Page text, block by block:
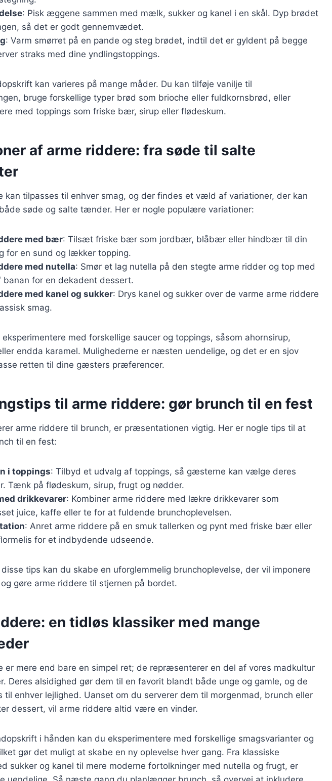
: Pisk æggene sammen med mælk, sukker og kanel i en skål. Dyp brødet
så det er godt gennemvædet.
: Varm smørret på en pande og steg brødet, indtil det er gyldent på begge
straks med dine yndlingstoppings.
kan varieres på mange måder. Du kan tilføje vanilje til
bruge forskellige typer brød som brioche eller fuldkornsbrød, eller
med toppings som friske bær, sirup eller flødeskum.
af arme riddere: fra søde til salte
kan tilpasses til enhver smag, og der findes et væld af variationer, der kan
søde og salte tænder. Her er nogle populære variationer:
med bær: Tilsæt friske bær som jordbær, blåbær eller hindbær til din
for en sund og lækker topping.
med nutella: Smør et lag nutella på den stegte arme ridder og top med
banan for en dekadent dessert.
med kanel og sukker: Drys kanel og sukker over de varme arme riddere
smag.
eksperimentere med forskellige saucer og toppings, såsom ahornsirup,
endda karamel. Mulighederne er næsten uendelige, og det er en sjov
retten til dine gæsters præferencer.
til arme riddere: gør brunch til en fest
arme riddere til brunch, er præsentationen vigtig. Her er nogle tips til at
til en fest:
i toppings: Tilbyd et udvalg af toppings, så gæsterne kan vælge deres
Tænk på flødeskum, sirup, frugt og nødder.
drikkevarer: Kombiner arme riddere med lækre drikkevarer som
juice, kaffe eller te for at fuldende brunchoplevelsen.
: Anret arme riddere på en smuk tallerken og pynt med friske bær eller
for et indbydende udseende.
tips kan du skabe en uforglemmelig brunchoplevelse, der vil imponere
gøre arme riddere til stjernen på bordet.
en tidløs klassiker med mange
er mere end bare en simpel ret; de repræsenterer en del af vores madkultur
Deres alsidighed gør dem til en favorit blandt både unge og gamle, og de
til enhver lejlighed. Uanset om du serverer dem til morgenmad, brunch eller
dessert, vil arme riddere altid være en vinder.
i hånden kan du eksperimentere med forskellige smagsvarianter og
gør det muligt at skabe en ny oplevelse hver gang. Fra klassiske
sukker og kanel til mere moderne fortolkninger med nutella og frugt, er